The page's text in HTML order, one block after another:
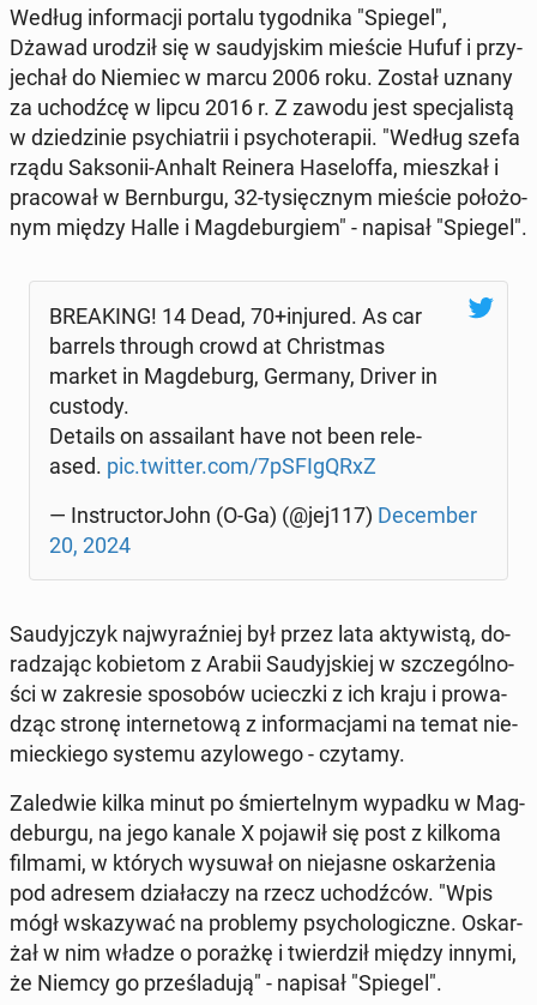
Według in­for­ma­cji portalu ty­go­dni­ka "Spiegel",
Dżawad urodził się w sau­dyj­skim mieście Hufuf i przy­
je­chał do Niemiec w marcu 2006 roku. Został uznany
za uchodź­cę w lipcu 2016 r. Z zawodu jest spe­cja­li­stą
w dzie­dzi­nie psy­chia­trii i psy­cho­te­ra­pii. "Według szefa
rządu Sak­so­nii-Anhalt Reinera Ha­se­lof­fa, miesz­kał i
pra­co­wał w Bern­bur­gu, 32-ty­sięcz­nym mieście po­ło­żo­
nym między Halle i Mag­de­bur­giem" - napisał "Spiegel".
BRE­AKING! 14 Dead, 70+injured. As car
barrels through crowd at Chri­st­mas
market in Mag­de­burg, Germany, Driver in
custody.
Details on as­sa­ilant have not been re­le­
ased. pic.twitter.com/7pSFI­gQRxZ
— In­struc­tor­John (O-Ga) (@jej117) De­cem­ber
20, 2024
Sau­dyj­czyk naj­wy­raź­niej był przez lata ak­ty­wi­stą, do­
ra­dza­jąc ko­bie­tom z Arabii Sau­dyj­skiej w szcze­gól­no­
ści w za­kre­sie spo­so­bów uciecz­ki z ich kraju i pro­wa­
dząc stronę in­ter­ne­to­wą z in­for­ma­cja­mi na temat nie­
miec­kie­go systemu azy­lo­we­go - czytamy.
Za­le­d­wie kilka minut po śmier­tel­nym wypadku w Mag­
de­bur­gu, na jego kanale X pojawił się post z kilkoma
filmami, w których wysuwał on nie­ja­sne oskar­że­nia
pod adresem dzia­ła­czy na rzecz uchodź­ców. "Wpis
mógł wska­zy­wać na pro­ble­my psy­cho­lo­gicz­ne. Oskar­
żał w nim władze o porażkę i twier­dził między innymi,
że Niemcy go prze­śla­du­ją" - napisał "Spiegel".